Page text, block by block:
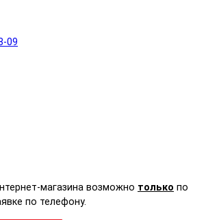
09
магазина возможно только по
по телефону.